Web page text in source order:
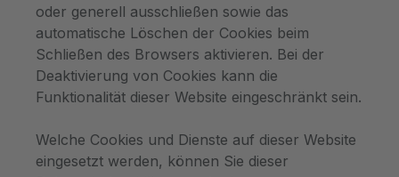
oder generell ausschließen sowie das
automatische Löschen der Cookies beim
Schließen des Browsers aktivieren. Bei der
Deaktivierung von Cookies kann die
Funktionalität dieser Website eingeschränkt sein.
Welche Cookies und Dienste auf dieser Website
eingesetzt werden, können Sie dieser